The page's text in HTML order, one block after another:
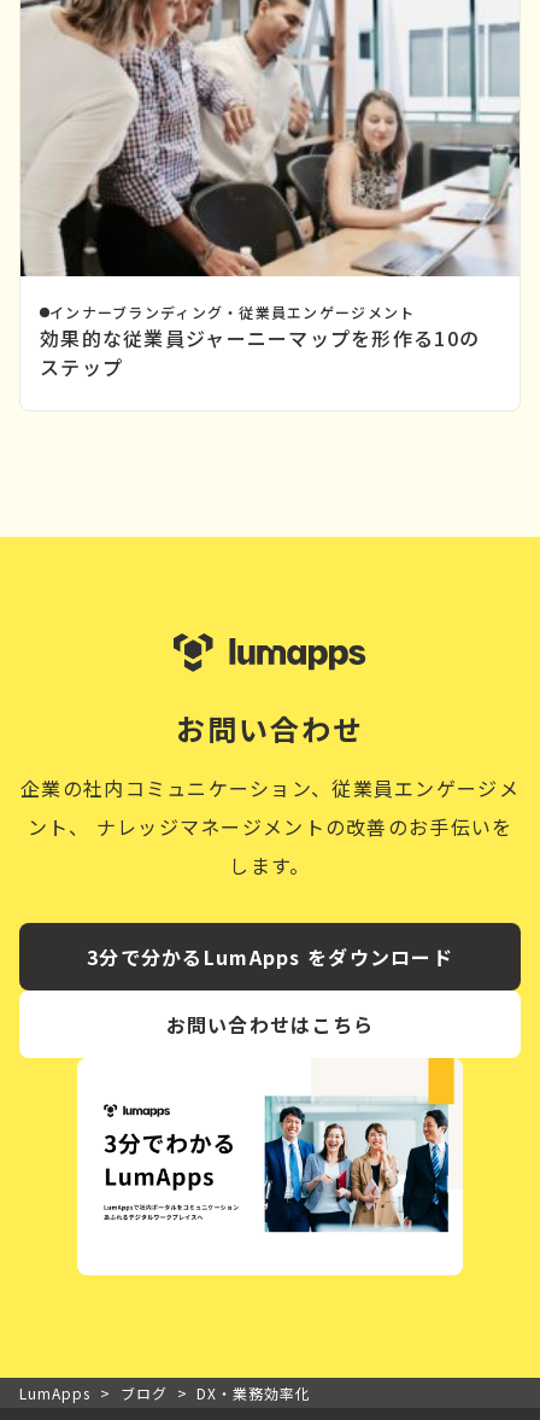
効果的な従業員ジャーニーマップを形作る10の
ステップ
インナーブランディング・従業員エンゲージメント
お問い合わせ
企業の社内コミュニケーション、従業員エンゲージメ
ント、
ナレッジマネージメントの改善のお手伝いを
します。
3分で分かるLumApps をダウンロード
お問い合わせはこちら
LumApps > ブログ > DX・業務効率化